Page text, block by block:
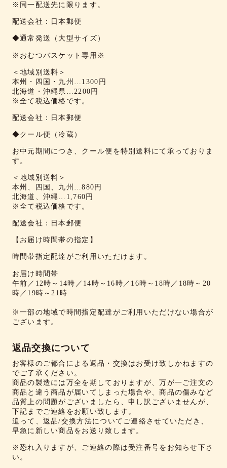
※同一配送先に限ります。
配送会社：日本郵便
◆通常発送（大型サイズ）
※おむつバスケット専用※
＜地域別送料＞
本州・四国・九州…1300円
北海道・沖縄県…2200円
※全て税込価格です。
配送会社：日本郵便
◆クール便（冷蔵）
お中元期間につき、クール便を特別送料にて承っておりま
す。
＜地域別送料＞
本州、四国、九州…880円
北海道、沖縄…1,760円
※全て税込価格です。
配送会社：日本郵便
【お届け時間帯の指定】
時間帯指定配達がご利用いただけます。
お届け時間帯
午前／12時～14時／14時～16時／16時～18時／18時～20
時／19時～21時
※一部の地域で時間指定配達がご利用いただけない場合が
ございます。
返品交換について
お客様のご都合による返品・交換はお受け致しかねますの
でご了承ください。
商品の製造には万全を期しておりますが、万が一ご注文の
商品と違う商品が届いてしまった場合や、商品の傷みなど
品質上の問題がございましたら、申し訳ございませんが、
下記までご連絡をお願い致します。
追って、返品/交換方法についてご連絡させていただき、
早急に新しい商品をお送り致します。
※恐れ入りますが、ご連絡の際は受注番号をお知らせ下さ
い。